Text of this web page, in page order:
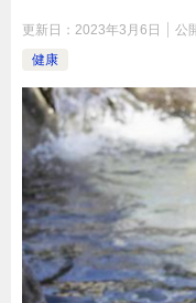
更新日： 2023年3月6日 公
健康